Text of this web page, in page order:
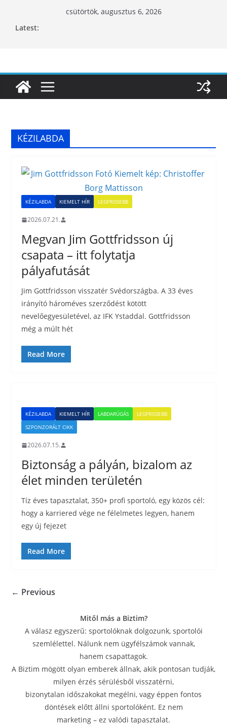
csütörtök, augusztus 6, 2026
Latest:
KÉZILABDA
KÉZILABDA KIEMELT HÍR LEGFRISSEBB
2026.07.21.
Megvan Jim Gottfridsson új
csapata – itt folytatja
pályafutását
Jim Gottfridsson visszatér Svédországba. A 33 éves
irányító hároméves szerződést kötött
nevelőegyesületével, az IFK Ystaddal. Gottfridsson
még a múlt hét
Read More
KÉZILABDA KIEMELT HÍR LABDARÚGÁS
LEGFRISSEBB
SZPONZORÁLT CIKK
2026.07.15.
Biztonság a pályán, bizalom az
élet minden területén
Tíz éves tapasztalat, 350+ profi sportoló, egy közös cél:
hogy a karriered vége ne félelmetes legyen, hanem
egy új fejezet
Read More
← Previous
Mitől más a Biztim?
A válasz egyszerű: sportolóknak dolgozunk, sportolói
szemlélettel. Nálunk nem ügyfélszámok vannak,
hanem csapattagok.
A Biztim mögött olyan emberek állnak, akik pontosan tudják,
milyen érzés sérülésből visszatérni,
bizonytalan időszakokat megélni, vagy éppen fontos
döntések előtt állni sportolóként. Ez nem
marketing – ez valódi tapasztalat.